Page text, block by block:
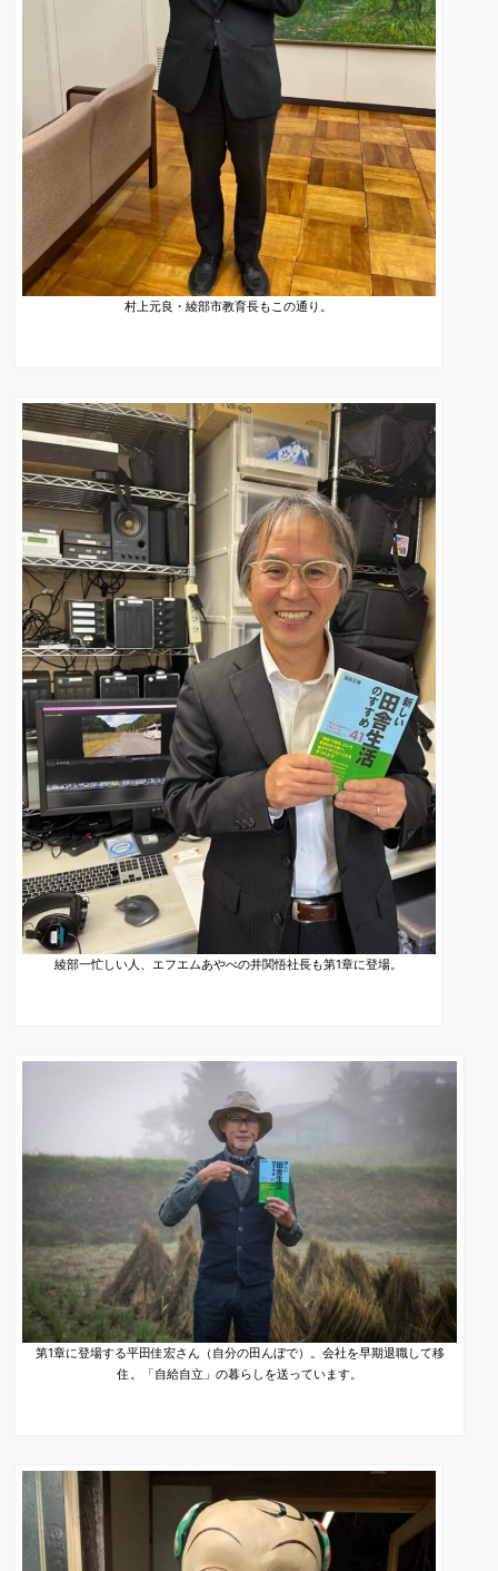
村上元良・綾部市教育長もこの通り。
綾部一忙しい人、エフエムあやべの井関悟社長も第1章に登場。
第1章に登場する平田佳宏さん（自分の田んぼで）。会社を早期退職して移
住。「自給自立」の暮らしを送っています。